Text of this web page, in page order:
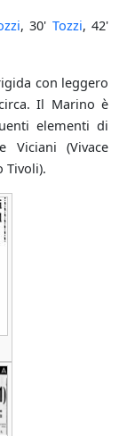
, 30' Tozzi, 42'
con leggero
Il Marino è
elementi di
Viciani (Vivace
Tivoli).